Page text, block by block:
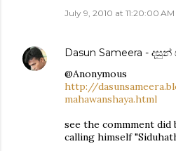
July 9, 2010 at 11:20:00
Dasun Sameera - දසුන්
@Anonymous
http://
mahawanshaya.html
see the commment
calling himself